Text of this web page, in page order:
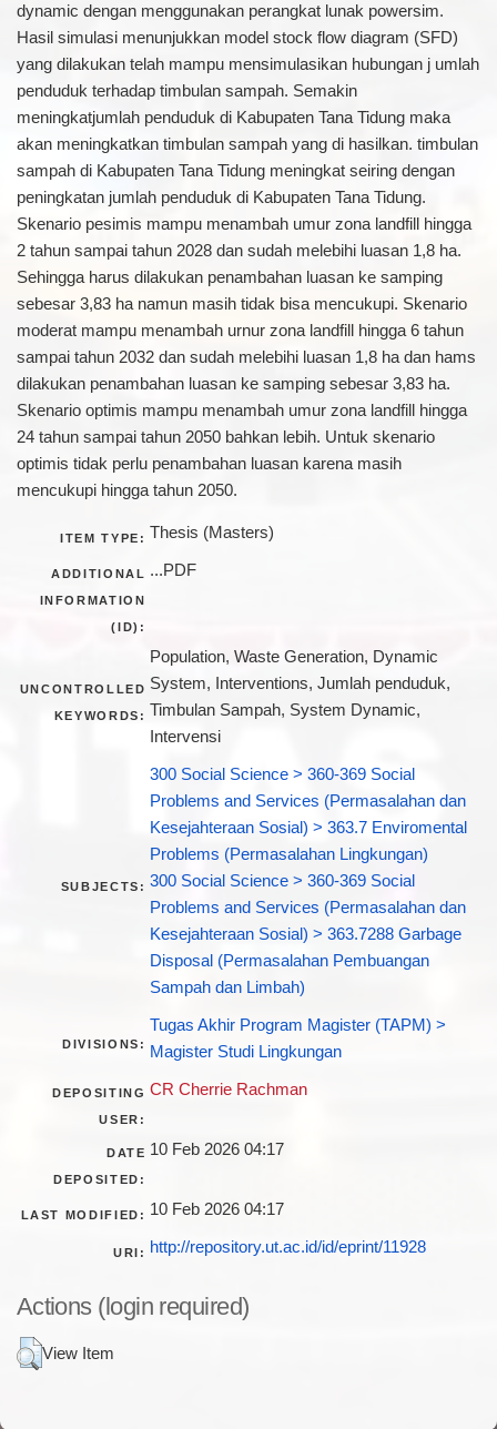
dynamic dengan menggunakan perangkat lunak powersim.
Hasil simulasi menunjukkan model stock flow diagram (SFD)
yang dilakukan telah mampu mensimulasikan hubungan j umlah
penduduk terhadap timbulan sampah. Semakin
meningkatjumlah penduduk di Kabupaten Tana Tidung maka
akan meningkatkan timbulan sampah yang di hasilkan. timbulan
sampah di Kabupaten Tana Tidung meningkat seiring dengan
peningkatan jumlah penduduk di Kabupaten Tana Tidung.
Skenario pesimis mampu menambah umur zona landfill hingga
2 tahun sampai tahun 2028 dan sudah melebihi luasan 1,8 ha.
Sehingga harus dilakukan penambahan luasan ke samping
sebesar 3,83 ha namun masih tidak bisa mencukupi. Skenario
moderat mampu menambah urnur zona landfill hingga 6 tahun
sampai tahun 2032 dan sudah melebihi luasan 1,8 ha dan hams
dilakukan penambahan luasan ke samping sebesar 3,83 ha.
Skenario optimis mampu menambah umur zona landfill hingga
24 tahun sampai tahun 2050 bahkan lebih. Untuk skenario
optimis tidak perlu penambahan luasan karena masih
mencukupi hingga tahun 2050.
ITEM TYPE: Thesis (Masters)
ADDITIONAL
INFORMATION
(ID):
...PDF
UNCONTROLLED
KEYWORDS:
Population, Waste Generation, Dynamic
System, Interventions, Jumlah penduduk,
Timbulan Sampah, System Dynamic,
Intervensi
SUBJECTS:
300 Social Science > 360-369 Social
Problems and Services (Permasalahan dan
Kesejahteraan Sosial) > 363.7 Enviromental
Problems (Permasalahan Lingkungan)
300 Social Science > 360-369 Social
Problems and Services (Permasalahan dan
Kesejahteraan Sosial) > 363.7288 Garbage
Disposal (Permasalahan Pembuangan
Sampah dan Limbah)
DIVISIONS:
Tugas Akhir Program Magister (TAPM) >
Magister Studi Lingkungan
DEPOSITING
USER:
CR Cherrie Rachman
DATE
DEPOSITED:
10 Feb 2026 04:17
LAST MODIFIED: 10 Feb 2026 04:17
URI: http://repository.ut.ac.id/id/eprint/11928
Actions (login required)
View Item